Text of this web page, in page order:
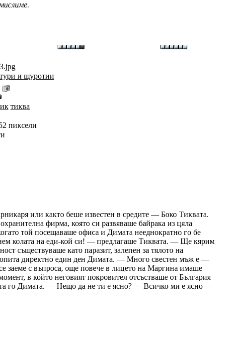
и щуротии
тиква
пиксели
или както беше известен в средите — Боко Тиквата.
фирма, която си развяваше байрака из цяла
той посещаваше офиса и Димата нееднократно го бе
колата на еди-кой си! — предлагаше Тиквата. — Ще кярим
съществуваше като паразит, залепен за тялото на
директно един ден Димата. — Много свестен мъж е —
заеме с въпроса, още повече в лицето на Маргина имаше
в който неговият покровител отсъстваше от България
го Димата. — Нещо да не ти е ясно? — Всичко ми е ясно —